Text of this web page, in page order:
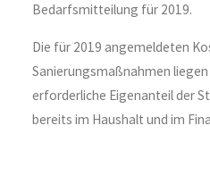
Bedarfsmitteilung für 2019.
Die für 2019 angemeldeten
Sanierungsmaßnahmen liegen
erforderliche Eigenanteil der
bereits im Haushalt und im